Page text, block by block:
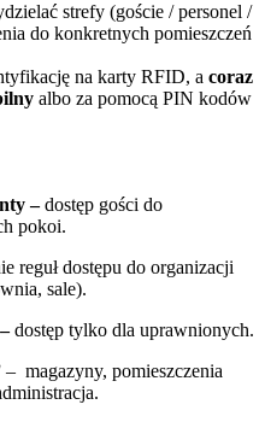
strefy (goście / personel /
do konkretnych pomieszczeń
na karty RFID, acoraz
albo za pomocą PIN kodów
–dostęp gości do
pokoi.
reguł dostępu do organizacji
sale).
dostęp tylko dla uprawnionych.
– magazyny, pomieszczenia